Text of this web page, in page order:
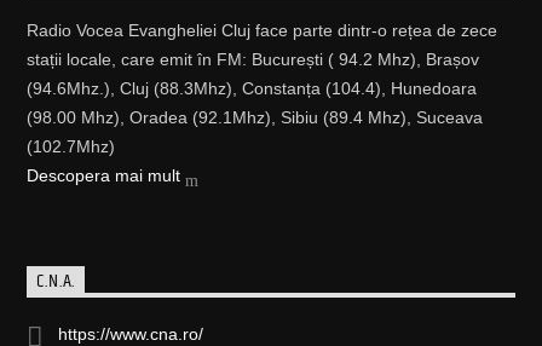
Radio Vocea Evangheliei Cluj face parte dintr-o rețea de zece
stații locale, care emit în FM: București ( 94.2 Mhz), Brașov
(94.6Mhz.), Cluj (88.3Mhz), Constanța (104.4), Hunedoara
(98.00 Mhz), Oradea (92.1Mhz), Sibiu (89.4 Mhz), Suceava
(102.7Mhz)
Descopera mai mult
C.N.A.
https://www.cna.ro/